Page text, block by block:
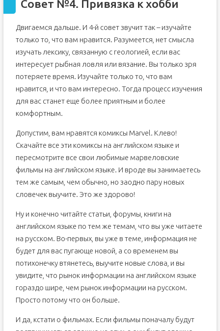
Совет №4. Привязка к хобби
Двигаемся дальше. И 4-й совет звучит так – изучайте
только то, что вам нравится. Разумеется, нет смысла
изучать лексику, связанную с геологией, если вас
интересует рыбная ловля или вязание. Вы только зря
потеряете время. Изучайте только то, что вам
нравится, и что вам интересно. Тогда процесс изучения
для вас станет еще более приятным и более
комфортным.
Допустим, вам нравятся комиксы Marvel. Клево!
Скачайте все эти комиксы на английском языке и
пересмотрите все свои любимые марвеловские
фильмы на английском языке. И вроде вы занимаетесь
тем же самым, чем обычно, но заодно пару новых
словечек выучите. Это же здорово!
Ну и конечно читайте статьи, форумы, книги на
английском языке по тем же темам, что вы уже читаете
на русском. Во-первых, вы уже в теме, информация не
будет для вас пугающе новой, а со временем вы
потихонечку втянетесь, выучите новые слова, и вы
увидите, что рынок информации на английском языке
гораздо шире, чем рынок информации на русском.
Просто потому что он больше.
И да, кстати о фильмах. Если фильмы поначалу будут